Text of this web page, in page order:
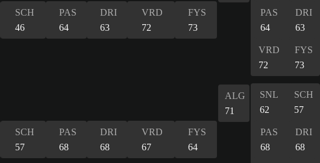
SCH
46
PAS
64
DRI
63
VRD
72
FYS
73
PAS
64
DRI
63
VRD
72
FYS
73
SCH
57
PAS
68
DRI
68
VRD
67
FYS
64
ALG
71
SNL
62
SCH
57
PAS
68
DRI
68